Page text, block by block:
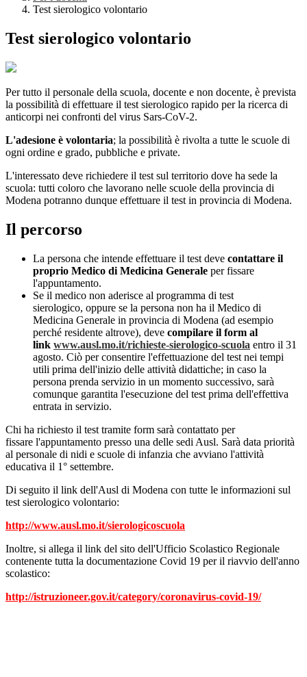
Test sierologico volontario
Test sierologico volontario
Per tutto il personale della scuola, docente e non docente, è prevista
la possibilità di effettuare il test sierologico rapido per la ricerca di
anticorpi nei confronti del virus Sars-CoV-2.
L'adesione è volontaria; la possibilità è rivolta a tutte le scuole di
ogni ordine e grado, pubbliche e private.
L'interessato deve richiedere il test sul territorio dove ha sede la
scuola: tutti coloro che lavorano nelle scuole della provincia di
Modena potranno dunque effettuare il test in provincia di Modena.
Il percorso
La persona che intende effettuare il test deve contattare il
proprio Medico di Medicina Generale per fissare
l'appuntamento.
Se il medico non aderisce al programma di test
sierologico, oppure se la persona non ha il Medico di
Medicina Generale in provincia di Modena (ad esempio
perché residente altrove), deve compilare il form al
link www.ausl.mo.it/richieste-sierologico-scuola entro il 31
agosto. Ciò per consentire l'effettuazione del test nei tempi
utili prima dell'inizio delle attività didattiche; in caso la
persona prenda servizio in un momento successivo, sarà
comunque garantita l'esecuzione del test prima dell'effettiva
entrata in servizio.
Chi ha richiesto il test tramite form sarà contattato per
fissare l'appuntamento presso una delle sedi Ausl. Sarà data priorità
al personale di nidi e scuole di infanzia che avviano l'attività
educativa il 1° settembre.
Di seguito il link dell'Ausl di Modena con tutte le informazioni sul
test sierologico volontario:
http://www.ausl.mo.it/sierologicoscuola
Inoltre, si allega il link del sito dell'Ufficio Scolastico Regionale
contenente tutta la documentazione Covid 19 per il riavvio dell'anno
scolastico:
http://istruzioneer.gov.it/category/coronavirus-covid-19/